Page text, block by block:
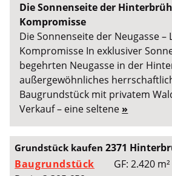
Die Sonnenseite der
Kompromisse
Die Sonnenseite der Neugasse –
Kompromisse In exklusiver
begehrten Neugasse in der
außergewöhnliches
Baugrundstück mit privatem
Verkauf – eine seltene »
Grundstück kaufen2371
Baugrundstück
GF: 2.420 m²